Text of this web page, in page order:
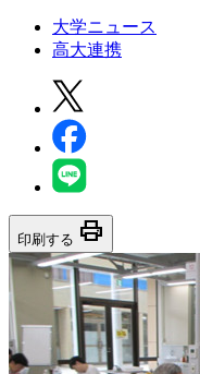
大学ニュース
高大連携
印刷する print